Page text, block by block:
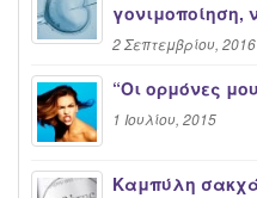
γονιμοποίηση,
2 Σεπτεμβρίου, 2016
“Oι ορμόνες
1 Ιουλίου, 2015
Καμπύλη